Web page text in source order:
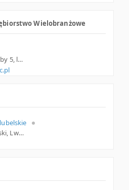
Wielobranżowe
22-400 Zamość, ul. Zagłoby 5, lubelskie
lubelskie
22-600 Tomaszów Lubelski, Lwowska 53a, lubelskie